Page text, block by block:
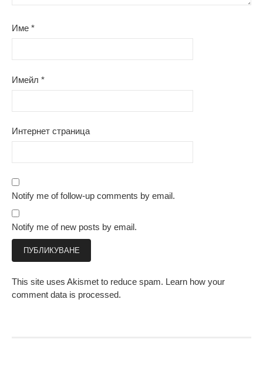
Име *
Имейл *
Интернет страница
Notify me of follow-up comments by email.
Notify me of new posts by email.
This site uses Akismet to reduce spam. Learn how your
comment data is processed.